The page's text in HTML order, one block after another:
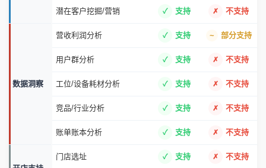
营收利润分析 支持 部分支持
用户群分析 支持 不支持
工位/设备耗材分析 支持 不支持
竞品/行业分析 支持 不支持
账单账本分析 支持 不支持
门店选址 支持 不支持
收益预估 支持 不支持